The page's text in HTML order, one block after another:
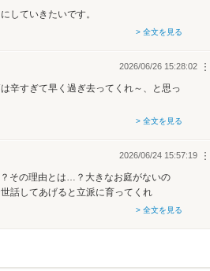
していきたいです。
> 全文を見る
︙
2026/06/26 15:28:02
辛すぎて早く過ぎ去ってくれ～、と思っ
> 全文を見る
︙
2026/06/24 15:57:19
その理由とは…？大きなお庭がないの
話してあげると立派に育ってくれ
> 全文を見る